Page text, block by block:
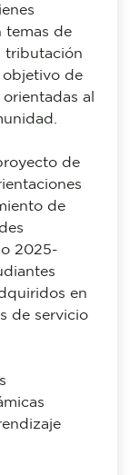
temas de
tributación
objetivo de
al
de
de
2025-
en
de servicio